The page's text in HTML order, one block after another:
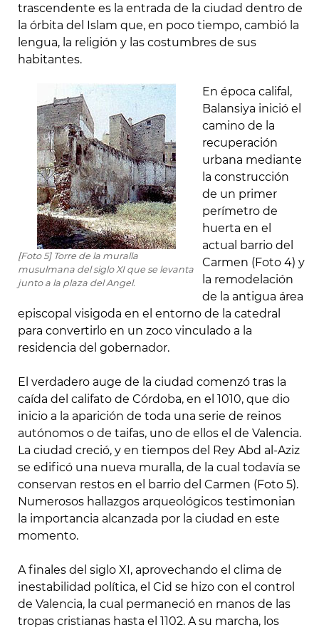
trascendente es la entrada de la ciudad dentro de
la órbita del Islam que, en poco tiempo, cambió la
lengua, la religión y las costumbres de sus
habitantes.
[Foto 5] Torre de la muralla
musulmana del siglo XI que se levanta
junto a la plaza del Angel.
En época califal,
Balansiya inició el
camino de la
recuperación
urbana mediante
la construcción
de un primer
perímetro de
huerta en el
actual barrio del
Carmen (Foto 4) y
la remodelación
de la antigua área
episcopal visigoda en el entorno de la catedral
para convertirlo en un zoco vinculado a la
residencia del gobernador.
El verdadero auge de la ciudad comenzó tras la
caída del califato de Córdoba, en el 1010, que dio
inicio a la aparición de toda una serie de reinos
autónomos o de taifas, uno de ellos el de Valencia.
La ciudad creció, y en tiempos del Rey Abd al-Aziz
se edificó una nueva muralla, de la cual todavía se
conservan restos en el barrio del Carmen (Foto 5).
Numerosos hallazgos arqueológicos testimonian
la importancia alcanzada por la ciudad en este
momento.
A finales del siglo XI, aprovechando el clima de
inestabilidad política, el Cid se hizo con el control
de Valencia, la cual permaneció en manos de las
tropas cristianas hasta el 1102. A su marcha, los